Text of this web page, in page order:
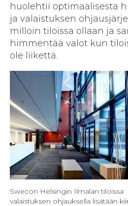
huolehtii optimaalisesta
ja valaistuksen
milloin tiloissa ollaan ja
himmentää valot kun
ole liikettä.
Swecon Helsingin Ilmalan tiloissa
valaistuksen ohjauksella lisätään